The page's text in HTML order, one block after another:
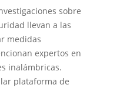
sobre
llevan a las
medidas
expertos en
inalámbricas.
plataforma de